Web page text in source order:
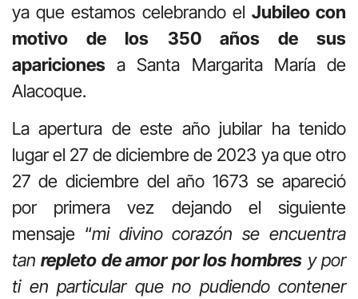
ya que estamos celebrando el Jubileo con
motivo de los 350 años de sus
apariciones a Santa Margarita María de
Alacoque.
La apertura de este año jubilar ha tenido
lugar el 27 de diciembre de 2023 ya que otro
27 de diciembre del año 1673 se apareció
por primera vez dejando el siguiente
mensaje “mi divino corazón se encuentra
tanrepleto de amor por los hombres y por
ti en particular que no pudiendo contener